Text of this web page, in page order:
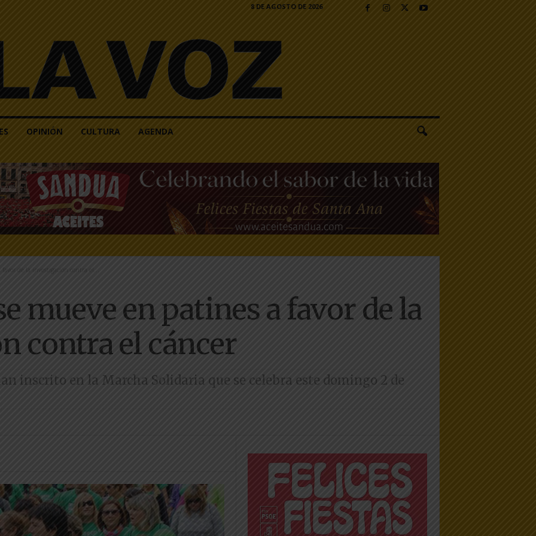
8 DE AGOSTO DE 2026
OPINIÓN CULTURA AGENDA
de la investigación contra el...
mueve en patines a favor de la
contra el cáncer
inscrito en la Marcha Solidaria que se celebra este domingo 2 de